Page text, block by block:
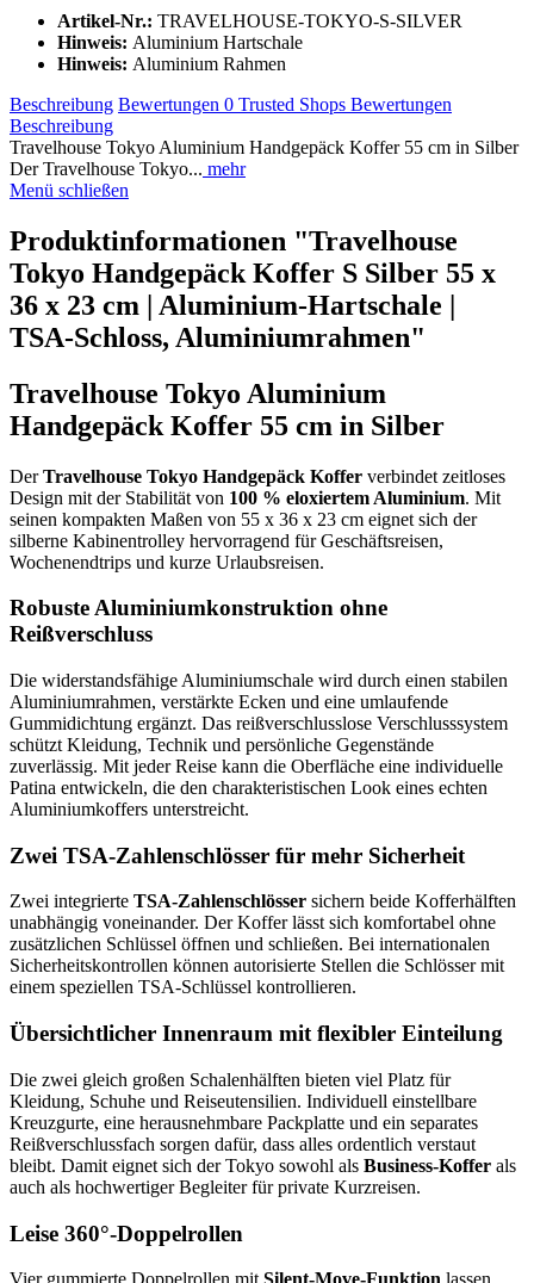
Artikel-Nr.: TRAVELHOUSE-TOKYO-S-SILVER
Hinweis: Aluminium Hartschale
Hinweis: Aluminium Rahmen
Beschreibung Bewertungen 0 Trusted Shops Bewertungen
Beschreibung
Travelhouse Tokyo Aluminium Handgepäck Koffer 55 cm in Silber
Der Travelhouse Tokyo... mehr
Menü schließen
Produktinformationen "Travelhouse
Tokyo Handgepäck Koffer S Silber 55 x
36 x 23 cm | Aluminium-Hartschale |
TSA-Schloss, Aluminiumrahmen"
Travelhouse Tokyo Aluminium
Handgepäck Koffer 55 cm in Silber
DerTravelhouse Tokyo Handgepäck Koffer verbindet zeitloses
Design mit der Stabilität von 100 % eloxiertem Aluminium. Mit
seinen kompakten Maßen von 55 x 36 x 23 cm eignet sich der
silberne Kabinentrolley hervorragend für Geschäftsreisen,
Wochenendtrips und kurze Urlaubsreisen.
Robuste Aluminiumkonstruktion ohne
Reißverschluss
Die widerstandsfähige Aluminiumschale wird durch einen stabilen
Aluminiumrahmen, verstärkte Ecken und eine umlaufende
Gummidichtung ergänzt. Das reißverschlusslose Verschlusssystem
schützt Kleidung, Technik und persönliche Gegenstände
zuverlässig. Mit jeder Reise kann die Oberfläche eine individuelle
Patina entwickeln, die den charakteristischen Look eines echten
Aluminiumkoffers unterstreicht.
Zwei TSA-Zahlenschlösser für mehr Sicherheit
Zwei integrierte TSA-Zahlenschlösser sichern beide Kofferhälften
unabhängig voneinander. Der Koffer lässt sich komfortabel ohne
zusätzlichen Schlüssel öffnen und schließen. Bei internationalen
Sicherheitskontrollen können autorisierte Stellen die Schlösser mit
einem speziellen TSA-Schlüssel kontrollieren.
Übersichtlicher Innenraum mit flexibler Einteilung
Die zwei gleich großen Schalenhälften bieten viel Platz für
Kleidung, Schuhe und Reiseutensilien. Individuell einstellbare
Kreuzgurte, eine herausnehmbare Packplatte und ein separates
Reißverschlussfach sorgen dafür, dass alles ordentlich verstaut
bleibt. Damit eignet sich der Tokyo sowohl als Business-Koffer als
auch als hochwertiger Begleiter für private Kurzreisen.
Leise 360°-Doppelrollen